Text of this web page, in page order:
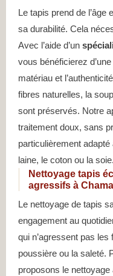
Le tapis prend de
sa durabilité. Cela
Avec l’aide d’un
vous bénéficierez
matériau et
fibres naturelles, la
sont préservés. Notre
traitement doux, sans
particulièrement
laine, le coton ou la soie.
Nettoyage tapis
agressifs à
Le nettoyage de tapis
engagement au
qui n’agressent pas
poussière ou la saleté.
proposons le